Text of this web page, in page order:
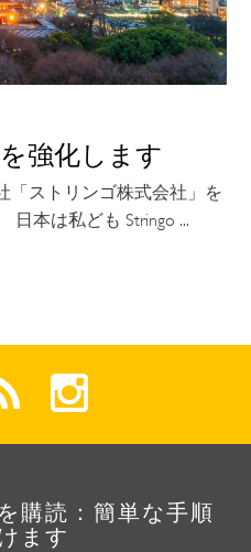
強化します
「ストリンゴ株式会社」を
日本は私ども Stringo ...
購読：簡単な手順
ます